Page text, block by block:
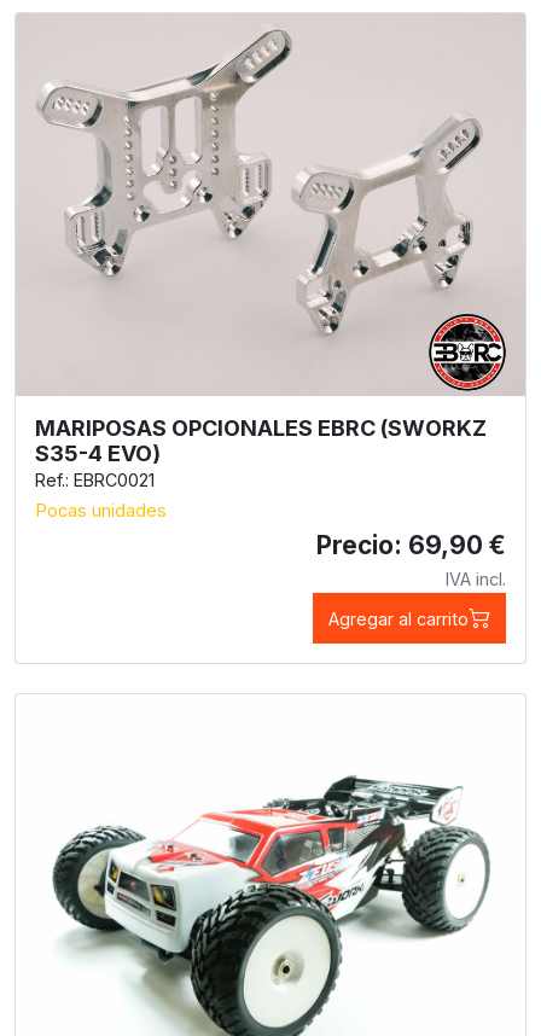
MARIPOSAS OPCIONALES EBRC (SWORKZ
S35-4 EVO)
Ref.: EBRC0021
Pocas unidades
Precio: 69,90 €
IVA incl.
Agregar al carrito